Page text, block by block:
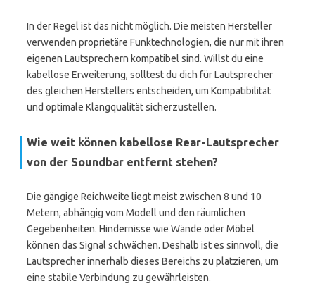
In der Regel ist das nicht möglich. Die meisten Hersteller
verwenden proprietäre Funktechnologien, die nur mit ihren
eigenen Lautsprechern kompatibel sind. Willst du eine
kabellose Erweiterung, solltest du dich für Lautsprecher
des gleichen Herstellers entscheiden, um Kompatibilität
und optimale Klangqualität sicherzustellen.
Wie weit können kabellose Rear-Lautsprecher
von der Soundbar entfernt stehen?
Die gängige Reichweite liegt meist zwischen 8 und 10
Metern, abhängig vom Modell und den räumlichen
Gegebenheiten. Hindernisse wie Wände oder Möbel
können das Signal schwächen. Deshalb ist es sinnvoll, die
Lautsprecher innerhalb dieses Bereichs zu platzieren, um
eine stabile Verbindung zu gewährleisten.